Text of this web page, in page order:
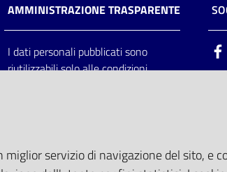
AMMINISTRAZIONE TRASPARENTE
I dati personali pubblicati sono
riutilizzabili solo alle condizioni
servizio di navigazione del sito, e